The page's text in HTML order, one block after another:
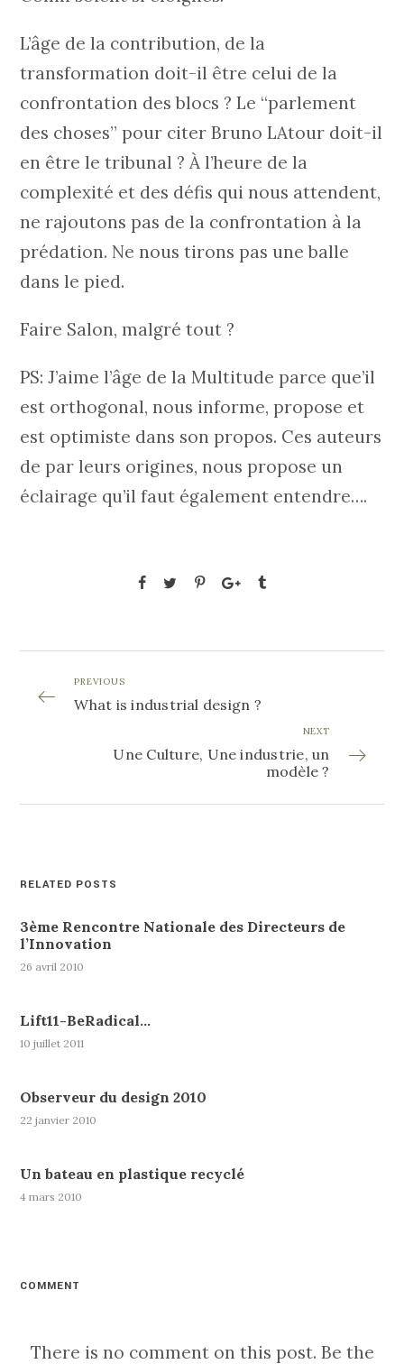
L’âge de la contribution, de la
transformation doit-il être celui de la
confrontation des blocs ? Le “parlement
des choses” pour citer Bruno LAtour doit-il
en être le tribunal ? À l’heure de la
complexité et des défis qui nous attendent,
ne rajoutons pas de la confrontation à la
prédation. Ne nous tirons pas une balle
dans le pied.
Faire Salon, malgré tout ?
PS: J’aime l’âge de la Multitude parce que’il
est orthogonal, nous informe, propose et
est optimiste dans son propos. Ces auteurs
de par leurs origines, nous propose un
éclairage qu’il faut également entendre….
PREVIOUS
What is industrial design ?
NEXT
Une Culture, Une industrie, un
modèle ?
RELATED POSTS
3ème Rencontre Nationale des Directeurs de
l’Innovation
26 avril 2010
Lift11-BeRadical…
10 juillet 2011
Observeur du design 2010
22 janvier 2010
Un bateau en plastique recyclé
4 mars 2010
COMMENT
There is no comment on this post. Be the